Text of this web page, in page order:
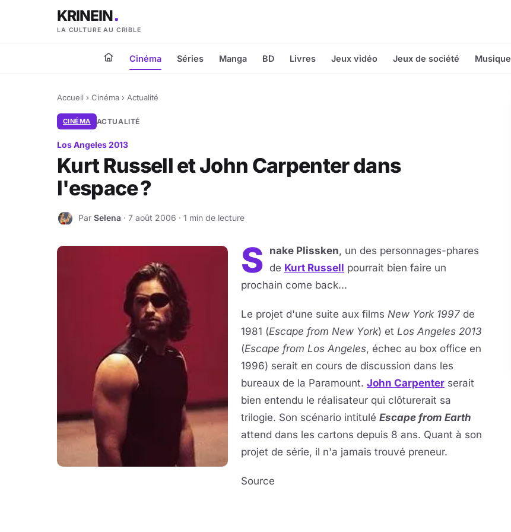
KRINEIN
LA CULTURE AU CRIBLE
Cinéma Séries Manga BD Livres Jeux vidéo Jeux de société Musique
Accueil › Cinéma › Actualité
CINÉMA ACTUALITÉ
Los Angeles 2013
Kurt Russell et John Carpenter dans
l'espace ?
S Par Selena · 7 août 2006 · 1 min de lecture
S nake Plissken, un des personnages-phares
de Kurt Russell pourrait bien faire un
prochain come back...
Le projet d'une suite aux films New York 1997 de
1981 (Escape from New York) et Los Angeles 2013
(Escape from Los Angeles, échec au box office en
1996) serait en cours de discussion dans les
bureaux de la Paramount. John Carpenter serait
bien entendu le réalisateur qui clôturerait sa
trilogie. Son scénario intitulé Escape from Earth
attend dans les cartons depuis 8 ans. Quant à son
projet de série, il n'a jamais trouvé preneur.
Source